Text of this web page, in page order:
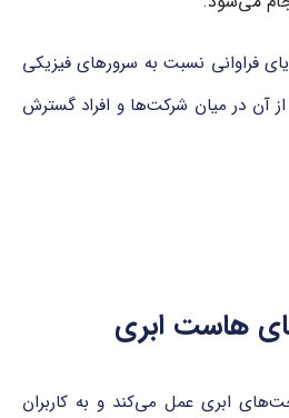
فراوانی نسبت به سرورهای فیزیکی
آن در میان شرکت‌ها و افراد گسترش
هاست ابری
ابری عمل می‌کند و به کاربران